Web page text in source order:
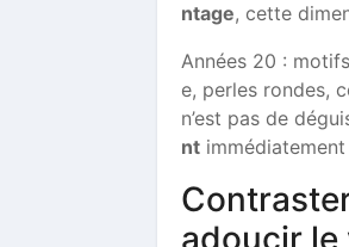
ntage, cette
Années 20 :
e, perles rondes,
n’est pas de
nt
adoucir le